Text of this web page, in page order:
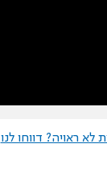
ראויה? דווחו לנו